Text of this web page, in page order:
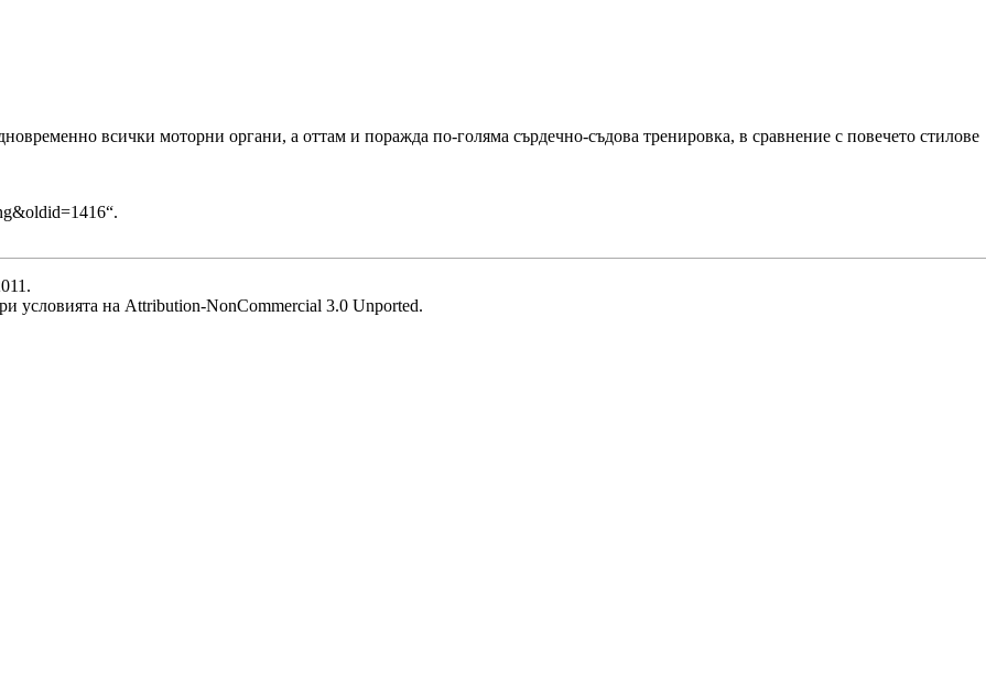
всички моторни органи, а оттам и поражда по-голяма сърдечно-съдова тренировка, в сравнение с повечето стилове
“.
условията на Attribution-NonCommercial 3.0 Unported.